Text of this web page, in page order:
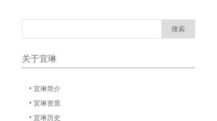
关于宜琳
• 宜琳简介
• 宜琳资质
• 宜琳历史